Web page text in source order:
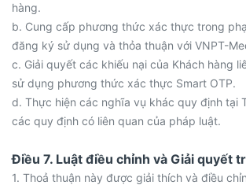
hàng.
b. Cung cấp phương thức xác thực trong
đăng ký sử dụng và thỏa thuận với VNPT-
c. Giải quyết các khiếu nại của Khách hàng
sử dụng phương thức xác thực Smart OTP.
d. Thực hiện các nghĩa vụ khác quy định tại
các quy định có liên quan của pháp luật.
Điều 7. Luật điều chỉnh và Giải quyết
1. Thoả thuận này được giải thích và điều